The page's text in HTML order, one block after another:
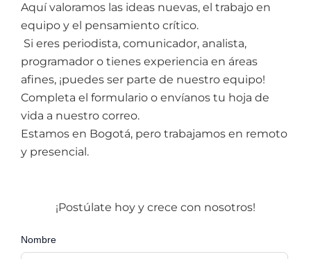
Aquí valoramos las ideas nuevas, el trabajo en
equipo y el pensamiento crítico.
Si eres periodista, comunicador, analista,
programador o tienes experiencia en áreas
afines, ¡puedes ser parte de nuestro equipo!
Completa el formulario o envíanos tu hoja de
vida a nuestro correo.
Estamos en Bogotá, pero trabajamos en remoto
y presencial.
¡Postúlate hoy y crece con nosotros!
Nombre